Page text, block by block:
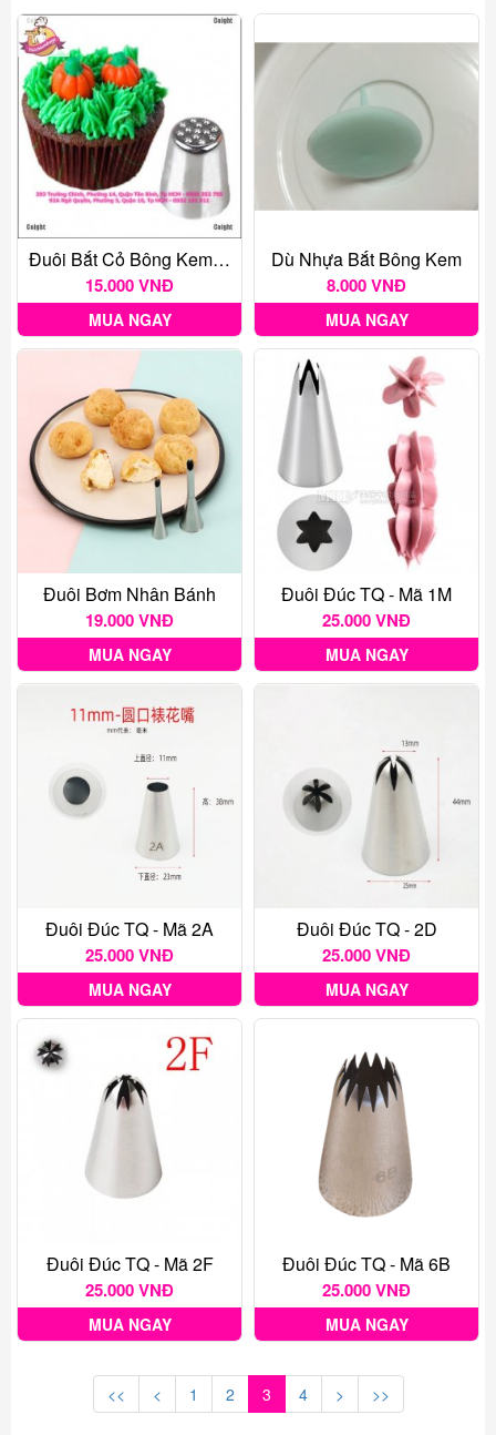
Đuôi Bắt Cỏ Bông Kem Trang Trí
15.000 VNĐ
MUA NGAY
Dù Nhựa Bắt Bông Kem
8.000 VNĐ
MUA NGAY
Đuôi Bơm Nhân Bánh
19.000 VNĐ
MUA NGAY
Đuôi Đúc TQ - Mã 1M
25.000 VNĐ
MUA NGAY
Đuôi Đúc TQ - Mã 2A
25.000 VNĐ
MUA NGAY
Đuôi Đúc TQ - 2D
25.000 VNĐ
MUA NGAY
Đuôi Đúc TQ - Mã 2F
25.000 VNĐ
MUA NGAY
Đuôi Đúc TQ - Mã 6B
25.000 VNĐ
MUA NGAY
<< < 1 2 3 4 > >>